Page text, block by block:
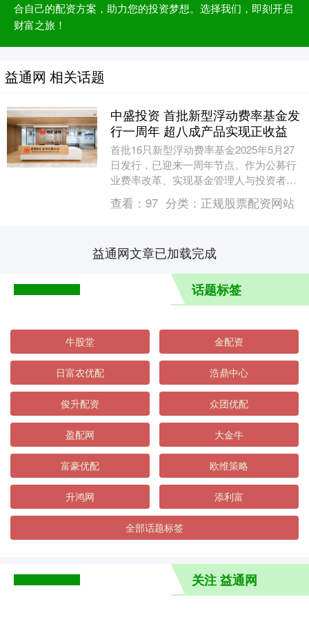
合自己的配资方案，助力您的投资梦想。选择我们，即刻开启
财富之旅！
益通网 相关话题
中盛投资 首批新型浮动费率基金发
行一周年 超八成产品实现正收益
首批16只新型浮动费率基金2025年5月27
日发行，已迎来一周年节点。作为公募行
业费率改革、实现基金管理人与投资者利
益深度绑定的创新产品，这批基金经历市
场震荡与....
查看： 97 分类： 正规股票配资网站
益通网文章已加载完成
话题标签
牛股堂 金配资
日富农优配 浩鼎中心
俊升配资 众团优配
盈配网 大金牛
富豪优配 欧维策略
升鸿网 添利富
全部话题标签
关注 益通网